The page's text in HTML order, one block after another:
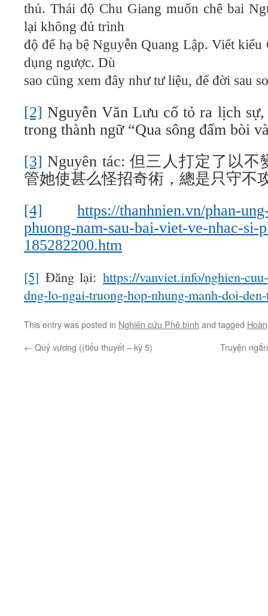
thủ. Thái độ Chu Giang muốn chê bai
lại không đủ trình
độ để hạ bệ Nguyễn Quang Lập. Viết
dụng ngược. Dù
sao cũng xem đây như tư liệu, để đời sau
[2] Nguyễn Văn Lưu cố tỏ ra lịch
trong thành ngữ “Qua sông đấm bòi
[3] Nguyên tác: 但三人打定了以
管她使甚么怪招奇術，總是只守不
[4]
https://thanhnien.vn/phan-
phuong-nam-sau-bai-viet-ve-nhac-si-
185282200.htm
[5] Đăng lại:https://vanviet.info/nghien-
dng-lo-ngai-truong-hop-nhung-manh-doi-
This entry was posted in Nghiên cứu Phê bình and tagged
← Quỷ vương ((tiểu thuyết – kỳ 5) Truyện